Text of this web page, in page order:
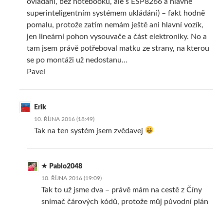
superinteligentním systémem ukládání) – fakt hodně
pomalu, protože zatím nemám ještě ani hlavní vozík,
jen lineární pohon vysouvače a část elektroniky. No a
tam jsem právě potřeboval matku ze strany, na kterou
se po montáži už nedostanu…
Pavel
Erik
10. ŘÍJNA 2016 (18:49)
Tak na ten systém jsem zvědavej
Pablo2048
10. ŘÍJNA 2016 (19:09)
Tak to už jsme dva – právě mám na cestě z Číny
snímač čárových kódů, protože můj původní plán